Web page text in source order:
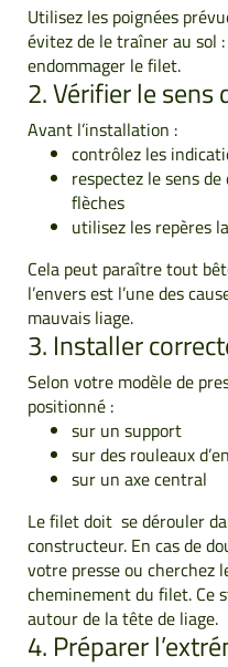
Utilisez les poignées
évitez de le traîner au sol
endommager le filet.
2. Vérifier le sens
Avant l’installation :
contrôlez les
respectez le sens
flèches
utilisez les repères
Cela peut paraître tout
l’envers est l’une des
mauvais liage.
3. Installer
Selon votre modèle de
positionné :
sur un support
sur des rouleaux
sur un axe central
Le filet doit se dérouler
constructeur. En cas de
votre presse ou cherchez
cheminement du filet. Ce
autour de la tête de liage.
4. Préparer